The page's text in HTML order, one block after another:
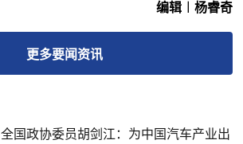
编辑︱杨睿奇
更多要闻资讯
全国政协委员胡剑江：为中国汽车产业出